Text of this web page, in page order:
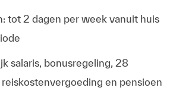
tot 2 dagen per week vanuit huis
salaris, bonusregeling, 28
en pensioen